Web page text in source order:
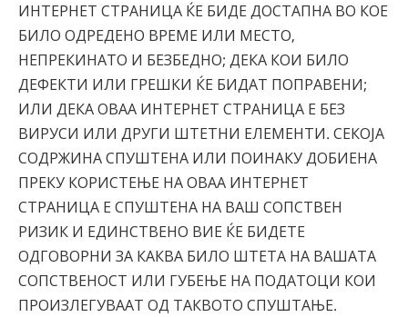
ИНТЕРНЕТ СТРАНИЦА ЌЕ БИДЕ ДОСТАПНА ВО КОЕ
БИЛО ОДРЕДЕНО ВРЕМЕ ИЛИ МЕСТО,
НЕПРЕКИНАТО И БЕЗБЕДНО; ДЕКА КОИ БИЛО
ДЕФЕКТИ ИЛИ ГРЕШКИ ЌЕ БИДАТ ПОПРАВЕНИ;
ИЛИ ДЕКА ОВАА ИНТЕРНЕТ СТРАНИЦА Е БЕЗ
ВИРУСИ ИЛИ ДРУГИ ШТЕТНИ ЕЛЕМЕНТИ. СЕКОЈА
СОДРЖИНА СПУШТЕНА ИЛИ ПОИНАКУ ДОБИЕНА
ПРЕКУ КОРИСТЕЊЕ НА ОВАА ИНТЕРНЕТ
СТРАНИЦА Е СПУШТЕНА НА ВАШ СОПСТВЕН
РИЗИК И ЕДИНСТВЕНО ВИЕ ЌЕ БИДЕТЕ
ОДГОВОРНИ ЗА КАКВА БИЛО ШТЕТА НА ВАШАТА
СОПСТВЕНОСТ ИЛИ ГУБЕЊЕ НА ПОДАТОЦИ КОИ
ПРОИЗЛЕГУВААТ ОД ТАКВОТО СПУШТАЊЕ.